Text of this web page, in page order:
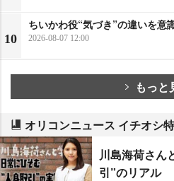
10
ちいかわ役“気づき”の違いを意
2026-08-07 12:00
もっと
オリコンニュース イチオシ
川島海荷さん
引”のリアル